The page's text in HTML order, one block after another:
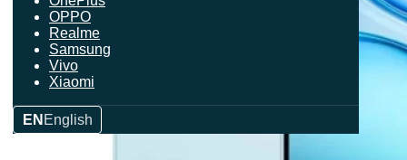
OPPO
Realme
Samsung
Vivo
Xiaomi
EN English